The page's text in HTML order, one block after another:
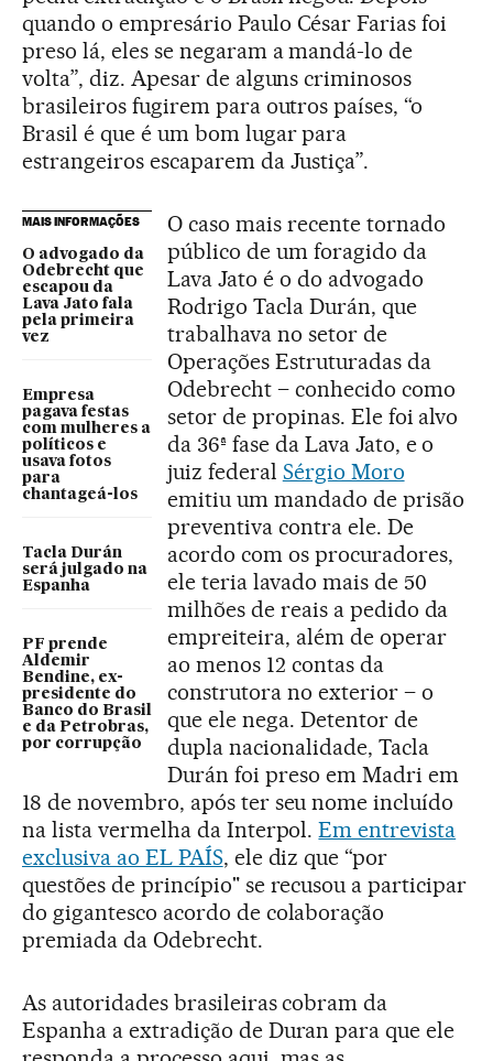
quando o empresário Paulo César Farias foi
preso lá, eles se negaram a mandá-lo de
volta”, diz. Apesar de alguns criminosos
brasileiros fugirem para outros países, “o
Brasil é que é um bom lugar para
estrangeiros escaparem da Justiça”.
MAIS INFORMAÇÕES
O advogado da
Odebrecht que
escapou da
Lava Jato fala
pela primeira
vez
Empresa
pagava festas
com mulheres a
políticos e
usava fotos
para
chantageá-los
Tacla Durán
será julgado na
Espanha
PF prende
Aldemir
Bendine, ex-
presidente do
Banco do Brasil
e da Petrobras,
por corrupção
O caso mais recente tornado
público de um foragido da
Lava Jato é o do advogado
Rodrigo Tacla Durán, que
trabalhava no setor de
Operações Estruturadas da
Odebrecht – conhecido como
setor de propinas. Ele foi alvo
da 36ª fase da Lava Jato, e o
juiz federal Sérgio Moro
emitiu um mandado de prisão
preventiva contra ele. De
acordo com os procuradores,
ele teria lavado mais de 50
milhões de reais a pedido da
empreiteira, além de operar
ao menos 12 contas da
construtora no exterior – o
que ele nega. Detentor de
dupla nacionalidade, Tacla
Durán foi preso em Madri em
18 de novembro, após ter seu nome incluído
na lista vermelha da Interpol.Em entrevista
exclusiva ao EL PAÍS, ele diz que “por
questões de princípio" se recusou a participar
do gigantesco acordo de colaboração
premiada da Odebrecht.
As autoridades brasileiras cobram da
Espanha a extradição de Duran para que ele